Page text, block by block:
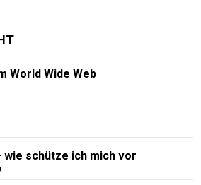
World Wide Web
schütze ich mich vor